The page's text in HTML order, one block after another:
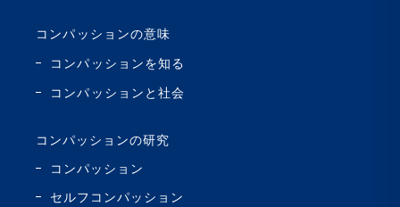
コンパッションの意味
コンパッションを知る
コンパッションと社会
コンパッションの研究
コンパッション
セルフコンパッション